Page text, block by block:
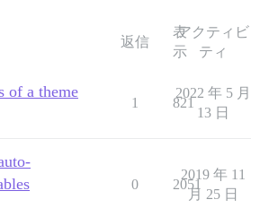
返信
表
示
アクティビ
ティ
of a theme
1 821
2022 年 5 月
13 日
0 2051
2019 年 11
月 25 日